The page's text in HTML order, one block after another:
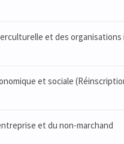
et des
et sociale
et du non-marchand